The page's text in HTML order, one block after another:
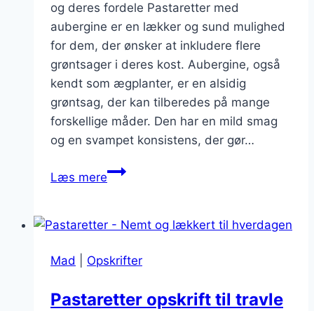
og deres fordele Pastaretter med
aubergine er en lækker og sund mulighed
for dem, der ønsker at inkludere flere
grøntsager i deres kost. Aubergine, også
kendt som ægplanter, er en alsidig
grøntsag, der kan tilberedes på mange
forskellige måder. Den har en mild smag
og en svampet konsistens, der gør…
Læs merePastaretter
Vegetarisk
valg
Mad Opskrifter
Pastaretter opskrift til travle